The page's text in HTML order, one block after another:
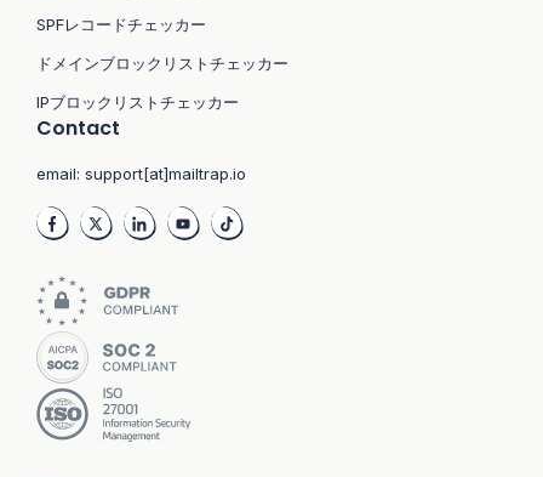
SPFレコードチェッカー
ドメインブロックリストチェッカー
IPブロックリストチェッカー
Contact
email: support[at]mailtrap.io